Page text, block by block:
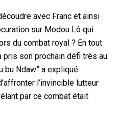
avec Franc et ainsi
sur Modou Lô qui
du combat royal ? En tout
son prochain défi très au
bu Ndaw” a expliqué
l’invincible lutteur
par ce combat était